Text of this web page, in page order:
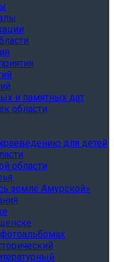
и памятных дат
области
для детей
области
земле Амурской»